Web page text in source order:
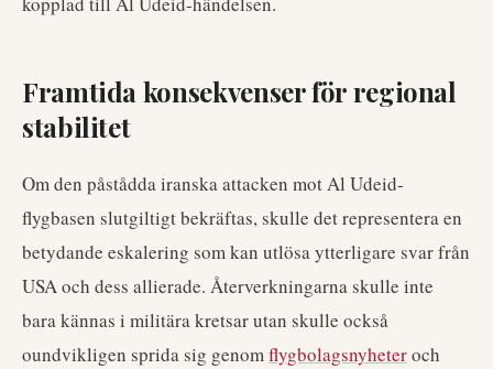
Framtida konsekvenser för regional
stabilitet
Om den påstådda iranska attacken mot Al Udeid-
flygbasen slutgiltigt bekräftas, skulle det representera en
betydande eskalering som kan utlösa ytterligare svar från
USA och dess allierade. Återverkningarna skulle inte
bara kännas i militära kretsar utan skulle också
oundvikligen sprida sig genomflygbolagsnyheteroch